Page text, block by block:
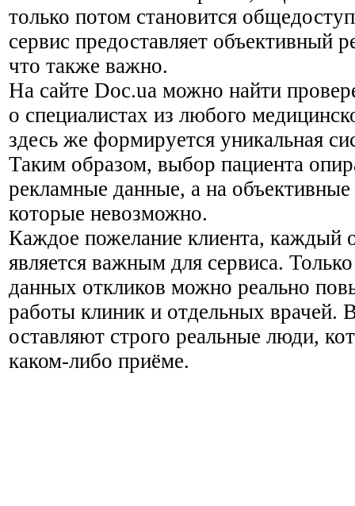
только потом становится
сервис предоставляет объективный
что также важно.
На сайте Doc.ua можно найти
о специалистах из любого
здесь же формируется уникальная
Таким образом, выбор пациента
рекламные данные, а на
которые невозможно.
Каждое пожелание клиента, каждый
является важным для сервиса.
данных откликов можно реально
работы клиник и отдельных врачей.
оставляют строго реальные люди,
каком-либо приёме.